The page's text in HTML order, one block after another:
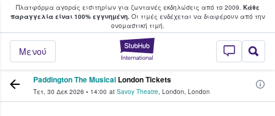
Πλατφόρμα αγοράς εισιτηρίων για ζωντανές εκδηλώσεις από το 2009. Κάθε
παραγγελία είναι 100% εγγυημένη.Οι τιμές ενδέχεται να διαφέρουν από την
oνομαστική τιμή.
StubHub - Όπου
Μενού
φαν αγοράζουν και πουλούν
Paddington The Musical London Tickets
Τετ, 30 Δεκ 2026 • 14:00 at Savoy Theatre, London, London